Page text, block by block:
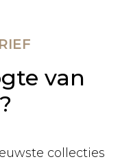
van
collecties